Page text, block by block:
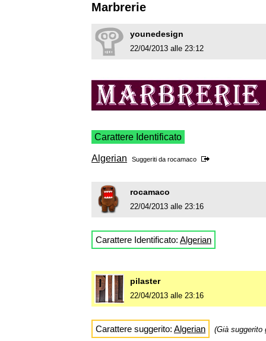
Marbrerie
younedesign
22/04/2013 alle 23:12
Carattere Identificato
Algerian Suggeriti da rocamaco
rocamaco
22/04/2013 alle 23:16
Carattere Identificato: Algerian
pilaster
22/04/2013 alle 23:16
Carattere suggerito: Algerian (Già suggerito